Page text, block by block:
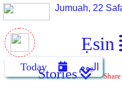
Ẹsin
Jumuah, 22
Today اليومStories Share